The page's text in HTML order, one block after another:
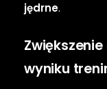
jędrne.
wyniku